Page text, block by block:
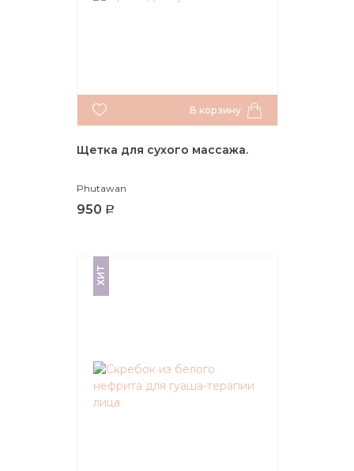
В корзину
Щетка для сухого массажа.
Phutawan
950
ХИТ